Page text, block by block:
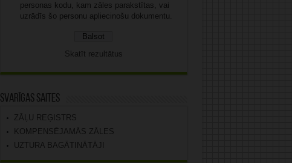
personas kodu, kam zāles parakstītas, vai
uzrādīs šo personu apliecinošu dokumentu.
Skatīt rezultātus
Svarīgas saites
ZĀĻU REĢISTRS
KOMPENSĒJAMĀS ZĀLES
UZTURA BAGĀTINĀTĀJI